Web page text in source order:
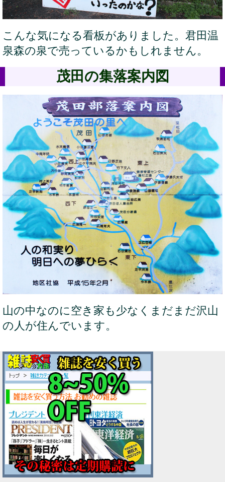
こんな気になる看板がありました。君田温
泉森の泉で売っているかもしれません。
茂田の集落案内図
山の中なのに空き家も少なくまだまだ沢山
の人が住んでいます。